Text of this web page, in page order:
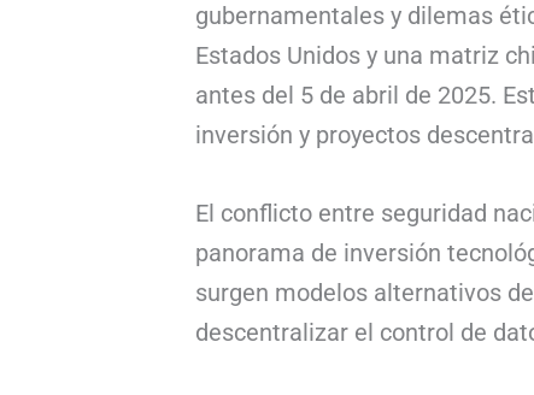
gubernamentales y dilemas
Estados Unidos y una matriz
antes del 5 de abril de 2025.
inversión y proyectos
El conflicto entre seguridad
panorama de inversión
surgen modelos alternativos
descentralizar el control de